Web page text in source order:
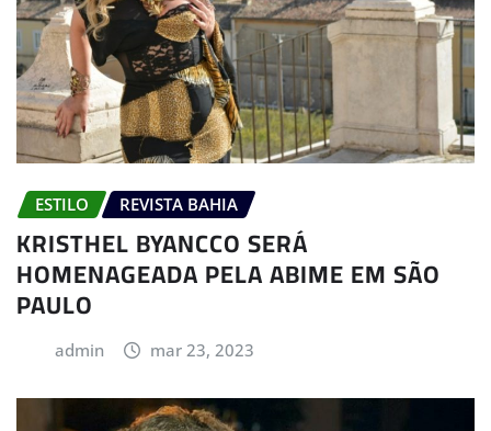
ESTILO REVISTA BAHIA
KRISTHEL BYANCCO SERÁ
HOMENAGEADA PELA ABIME EM SÃO
PAULO
admin mar 23, 2023